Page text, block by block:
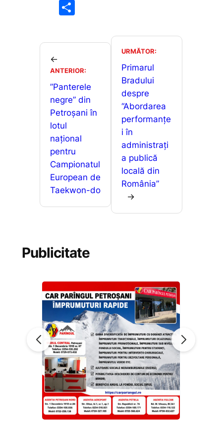
o
o
k
s
A
p
p
s
e
er
ta
a
z
ă
←
ANTERIOR:
”Panterele
negre” din
Petroșani în
lotul
național
pentru
Campionatul
European de
Taekwon-do
URMĂTOR:
Primarul
Bradului
despre
“Abordarea
performanțe
i în
administrați
a publică
locală din
România”
→
Publicitate